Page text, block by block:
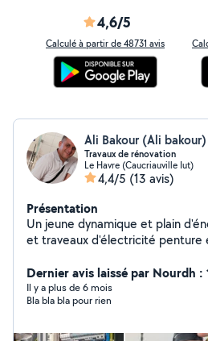
4,6/5
Calculé à partir de 48731 avis
Ali Bakour (Ali bakour)
Travaux de rénovation
Le Havre (Caucriauville Iut)
4,4/5 (13 avis)
Présentation
Un jeune dynamique et plain
et traveaux d'électricité penture
Dernier avis laissé par Nourdh :
Il y a plus de 6 mois
Bla bla bla pour rien